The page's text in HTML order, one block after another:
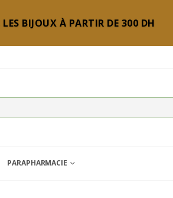
BIJOUX À PARTIR DE 300 DH
PARAPHARMACIE